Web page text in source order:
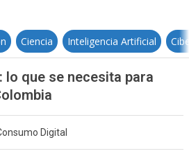
Ciencia Inteligencia Artificial
lo que se necesita para
Digital